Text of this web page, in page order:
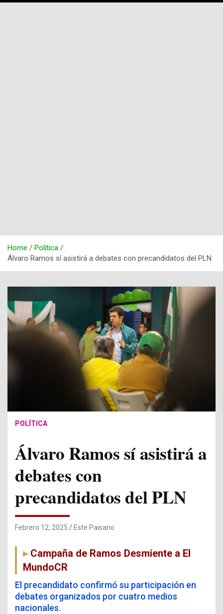
Home
Política
Álvaro Ramos sí asistirá a debates con precandidatos del PLN
POLÍTICA
Álvaro Ramos sí asistirá a
debates con
precandidatos del PLN
Febrero 12, 2025 Este Paisano
Campaña de Ramos Desmiente a El
MundoCR
El precandidato confirmó su participación en
debates organizados por cuatro medios
nacionales.